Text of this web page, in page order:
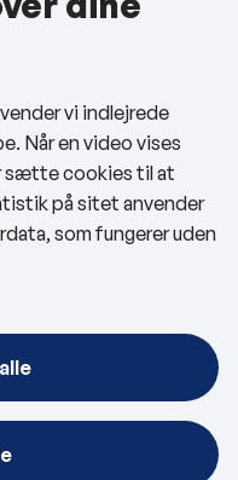
vi indlejrede
Når en video vises
sætte cookies til at
på sitet anvender
som fungerer uden